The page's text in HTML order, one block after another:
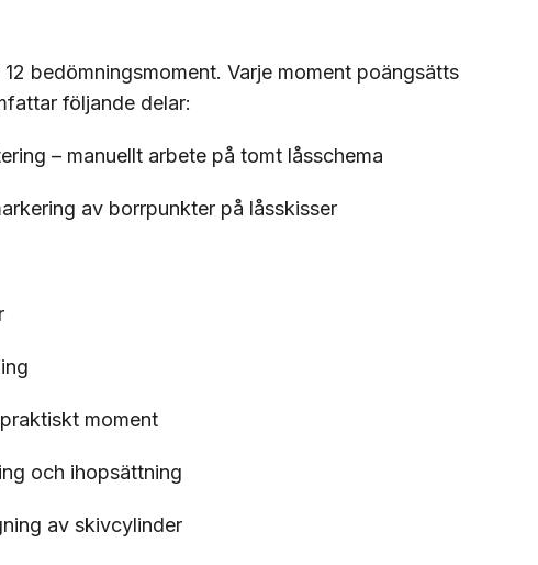
bedömningsmoment. Varje moment poängsätts
följande delar:
– manuellt arbete på tomt låsschema
av borrpunkter på låsskisser
moment
och ihopsättning
av skivcylinder